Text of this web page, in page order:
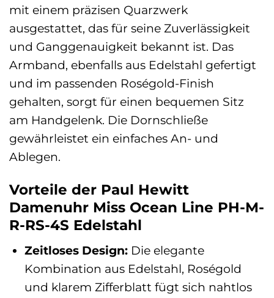
mit einem präzisen Quarzwerk
ausgestattet, das für seine Zuverlässigkeit
und Ganggenauigkeit bekannt ist. Das
Armband, ebenfalls aus Edelstahl gefertigt
und im passenden Roségold-Finish
gehalten, sorgt für einen bequemen Sitz
am Handgelenk. Die Dornschließe
gewährleistet ein einfaches An- und
Ablegen.
Vorteile der Paul Hewitt
Damenuhr Miss Ocean Line PH-M-
R-RS-4S Edelstahl
Zeitloses Design:Die elegante
Kombination aus Edelstahl, Roségold
und klarem Zifferblatt fügt sich nahtlos